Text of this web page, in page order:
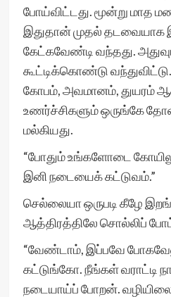
போய்விட்டது. மூன்று மாத
இதுதான் முதல் தடவையாக
கேட்கவேண்டி வந்தது.
கூட்டிக்கொண்டு
கோபம், அவமானம், துயரம்
உணர்ச்சிகளும் ஒருங்கே
மல்கியது.
“போதும் உங்களோடை
இனி நடையைக் கட்டுவம்.”
செல்லையா ஒருபடி கீழே
ஆத்திரத்திலே சொல்லிப்
“வேண்டாம், இப்பவே
கட்டுங்கோ. நீங்கள் வராட்டி
நடையாய்ப் போறன்.